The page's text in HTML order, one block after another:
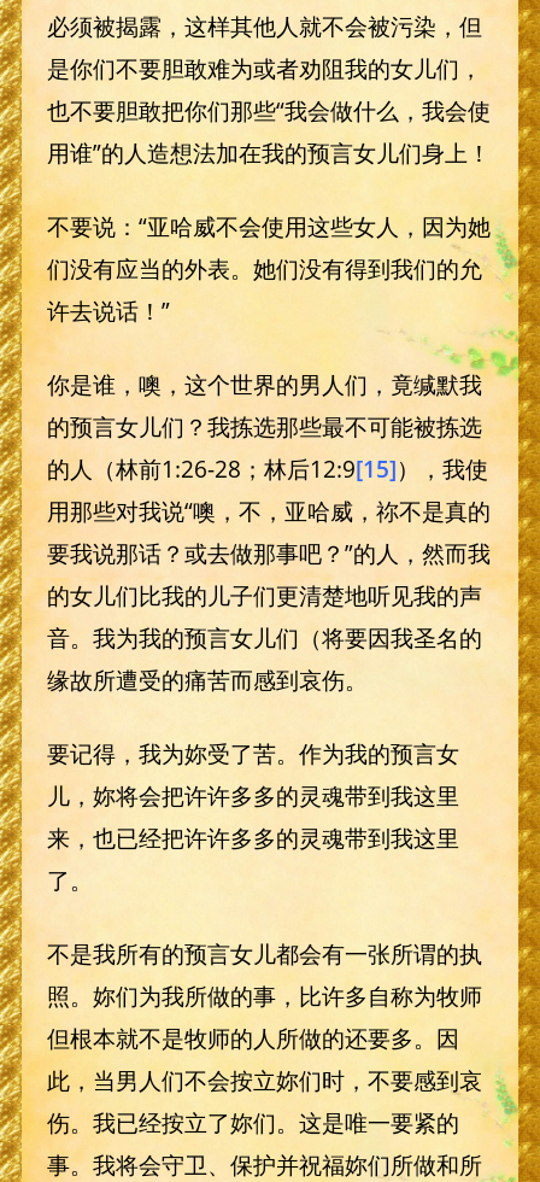
必须被揭露，这样其他人就不会被污染，但
是你们不要胆敢难为或者劝阻我的女儿们，
也不要胆敢把你们那些“我会做什么，我会使
用谁”的人造想法加在我的预言女儿们身上！
不要说：“亚哈威不会使用这些女人，因为她
们没有应当的外表。她们没有得到我们的允
许去说话！”
你是谁，噢，这个世界的男人们，竟缄默我
的预言女儿们？我拣选那些最不可能被拣选
的人（林前1:26-28；林后12:9[15]），我使
用那些对我说“噢，不，亚哈威，祢不是真的
要我说那话？或去做那事吧？”的人，然而我
的女儿们比我的儿子们更清楚地听见我的声
音。我为我的预言女儿们（将要因我圣名的
缘故所遭受的痛苦而感到哀伤。
要记得，我为妳受了苦。作为我的预言女
儿，妳将会把许许多多的灵魂带到我这里
来，也已经把许许多多的灵魂带到我这里
了。
不是我所有的预言女儿都会有一张所谓的执
照。妳们为我所做的事，比许多自称为牧师
但根本就不是牧师的人所做的还要多。因
此，当男人们不会按立妳们时，不要感到哀
伤。我已经按立了妳们。这是唯一要紧的
事。我将会守卫、保护并祝福妳们所做和所